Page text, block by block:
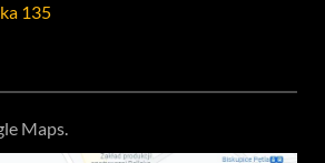
135
Maps.